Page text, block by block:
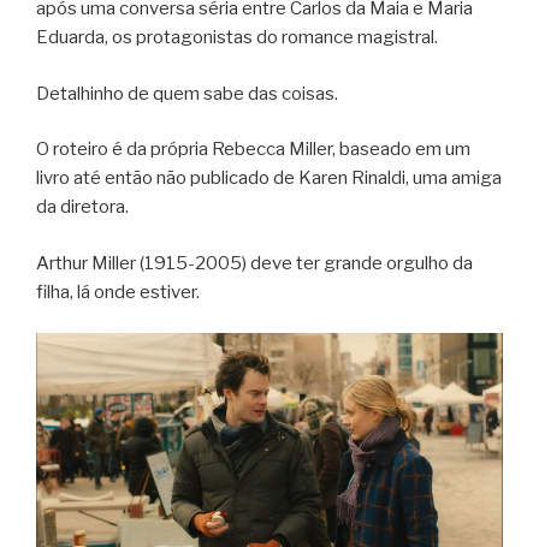
após uma conversa séria entre Carlos da Maia e Maria
Eduarda, os protagonistas do romance magistral.
Detalhinho de quem sabe das coisas.
O roteiro é da própria Rebecca Miller, baseado em um
livro até então não publicado de Karen Rinaldi, uma amiga
da diretora.
Arthur Miller (1915-2005) deve ter grande orgulho da
filha, lá onde estiver.